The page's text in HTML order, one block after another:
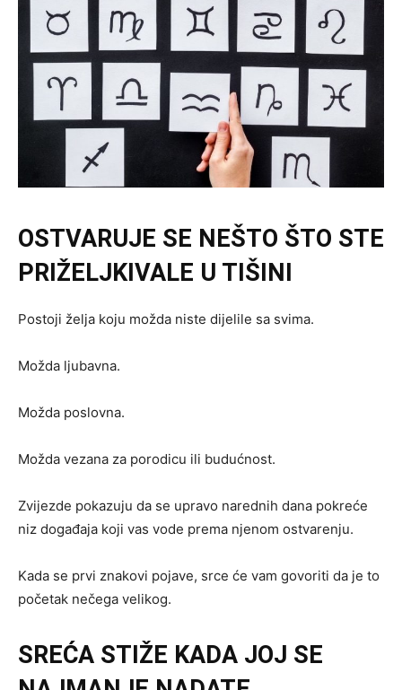
OSTVARUJE SE NEŠTO ŠTO STE
PRIŽELJKIVALE U TIŠINI
Postoji želja koju možda niste dijelile sa svima.
Možda ljubavna.
Možda poslovna.
Možda vezana za porodicu ili budućnost.
Zvijezde pokazuju da se upravo narednih dana pokreće
niz događaja koji vas vode prema njenom ostvarenju.
Kada se prvi znakovi pojave, srce će vam govoriti da je to
početak nečega velikog.
SREĆA STIŽE KADA JOJ SE